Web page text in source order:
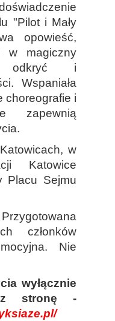
"Pilot i Mały
opowieść,
w magiczny
odkryć i
Wspaniała
choreografie i
zapewnią
w
Katowice
Placu Sejmu
członków
Nie
wyłącznie
stronę -